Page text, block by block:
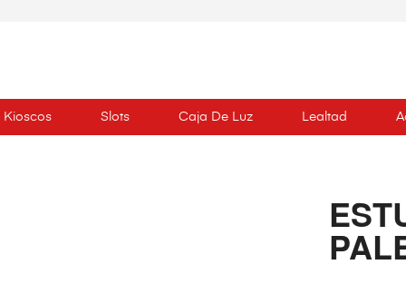
Kioscos Slots Caja De Luz Lealtad